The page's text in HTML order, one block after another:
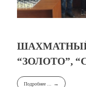
ШАХМАТНЫЙ
“ЗОЛОТО”,
Подробнее ...